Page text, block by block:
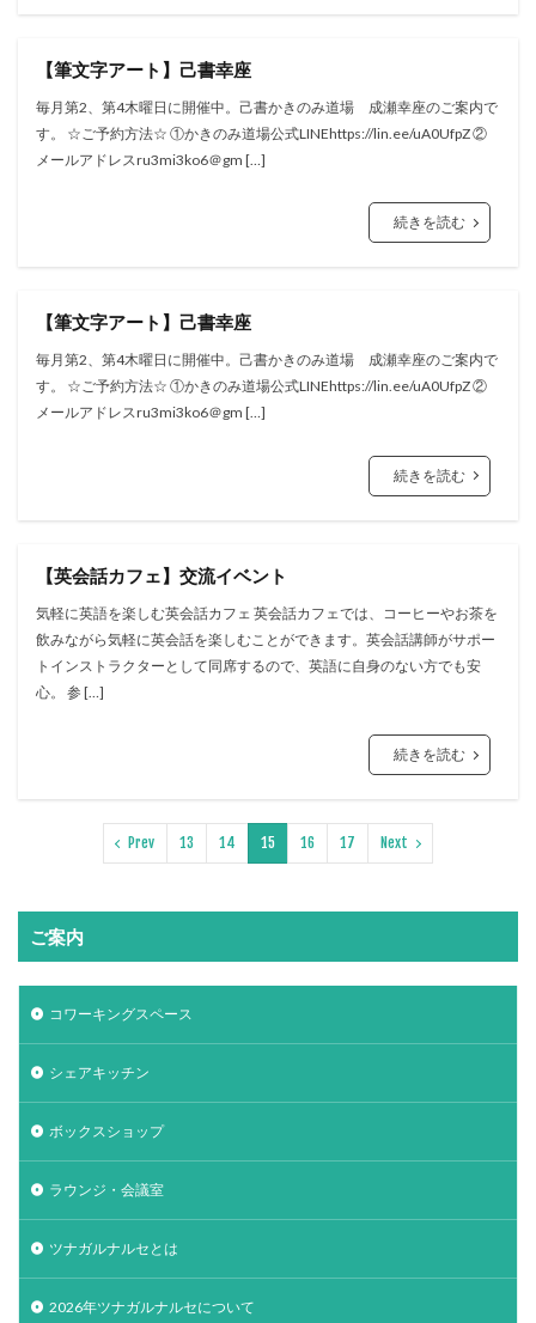
【筆文字アート】己書幸座
毎月第2、第4木曜日に開催中。己書かきのみ道場 成瀬幸座のご案内で
す。 ☆ご予約方法☆ ①かきのみ道場公式LINEhttps://lin.ee/uA0UfpZ ②
メールアドレスru3mi3ko6＠gm […]
続きを読む
【筆文字アート】己書幸座
毎月第2、第4木曜日に開催中。己書かきのみ道場 成瀬幸座のご案内で
す。 ☆ご予約方法☆ ①かきのみ道場公式LINEhttps://lin.ee/uA0UfpZ ②
メールアドレスru3mi3ko6＠gm […]
続きを読む
【英会話カフェ】交流イベント
気軽に英語を楽しむ英会話カフェ 英会話カフェでは、コーヒーやお茶を
飲みながら気軽に英会話を楽しむことができます。英会話講師がサポー
トインストラクターとして同席するので、英語に自身のない方でも安
心。 参 […]
続きを読む
Prev 13 14 15 16 17 Next
ご案内
コワーキングスペース
シェアキッチン
ボックスショップ
ラウンジ・会議室
ツナガルナルセとは
2026年ツナガルナルセについて